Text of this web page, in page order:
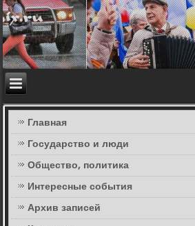
Главная
Государство и люди
Общество, политика
Интересные события
Архив записей